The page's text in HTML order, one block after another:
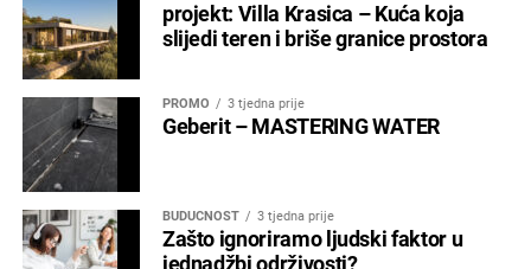
projekt: Villa Krasica – Kuća koja
slijedi teren i briše granice prostora
PROMO 3 tjedna prije
Geberit – MASTERING WATER
BUDUĆNOST 3 tjedna prije
Zašto ignoriramo ljudski faktor u
jednadžbi održivosti?